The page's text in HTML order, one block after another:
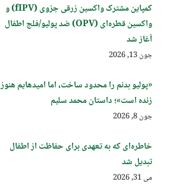
کمپاین مشترک واکسین زرقی جزوی (fIPV) و
واکسین قطره‌ای (OPV) ضد پولیو/فلج اطفال
آغاز شد
جون 13, 2026
«پولیو بدنم را محدود ساخت، اما امیدهایم هنوز
زنده است»؛ داستان محمد سلیم
جون 8, 2026
خاطره‌ای که به تعهدی برای حفاظت از اطفال
تبدیل شد
می 31, 2026